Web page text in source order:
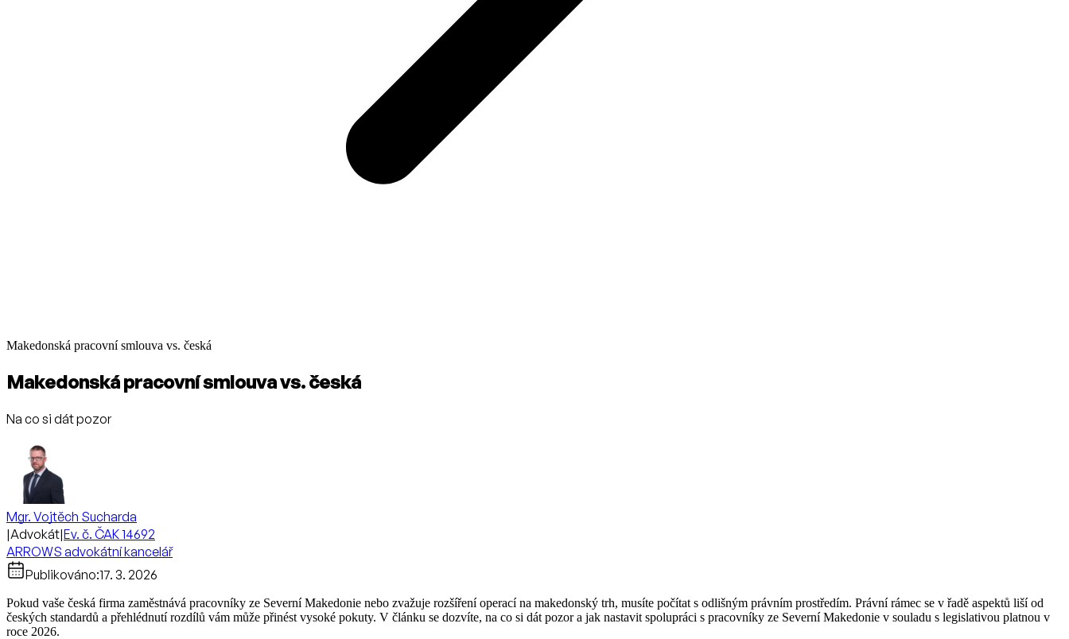
Makedonská pracovní smlouva vs. česká
Makedonská pracovní smlouva vs. česká
Na co si dát pozor
Mgr. Vojtěch Sucharda
|Advokát|Ev. č. ČAK 14692
ARROWS advokátní kancelář
Publikováno:17. 3. 2026
Pokud vaše česká firma zaměstnává pracovníky ze Severní Makedonie nebo zvažuje rozšíření operací na makedonský trh, musíte počítat s odlišným právním prostředím. Právní rámec se v řadě aspektů liší od
českých standardů a přehlédnutí rozdílů vám může přinést vysoké pokuty. V článku se dozvíte, na co si dát pozor a jak nastavit spolupráci s pracovníky ze Severní Makedonie v souladu s legislativou platnou v
roce 2026.